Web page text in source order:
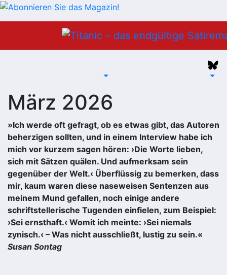
März 2026
»Ich werde oft gefragt, ob es etwas gibt, das Autoren
beherzigen sollten, und in einem Interview habe ich
mich vor kurzem sagen hören: ›Die Worte lieben,
sich mit Sätzen quälen. Und aufmerksam sein
gegenüber der Welt.‹ Überflüssig zu bemerken, dass
mir, kaum waren diese naseweisen Sentenzen aus
meinem Mund gefallen, noch einige andere
schriftstellerische Tugenden einfielen, zum Beispiel:
›Sei ernsthaft.‹ Womit ich meinte: ›Sei niemals
zynisch.‹ – Was nicht ausschließt, lustig zu sein.«
Susan Sontag